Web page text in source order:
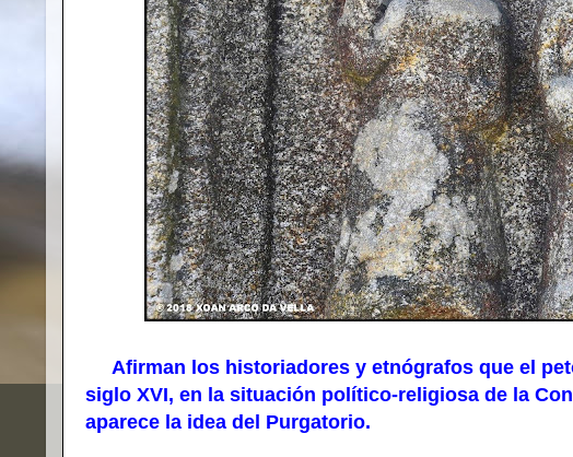
Afirman los historiadores y etnógrafos que el
siglo XVI, en la situación político-religiosa de la
aparece la idea del Purgatorio.